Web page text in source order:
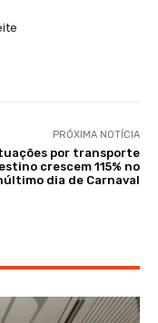
PRÓXIMA NOTÍCIA
por transporte
crescem 115% no
dia de Carnaval